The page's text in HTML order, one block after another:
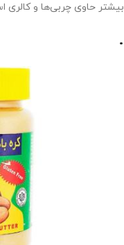
بیشتر حاوی چربی‌ها و کالری
.